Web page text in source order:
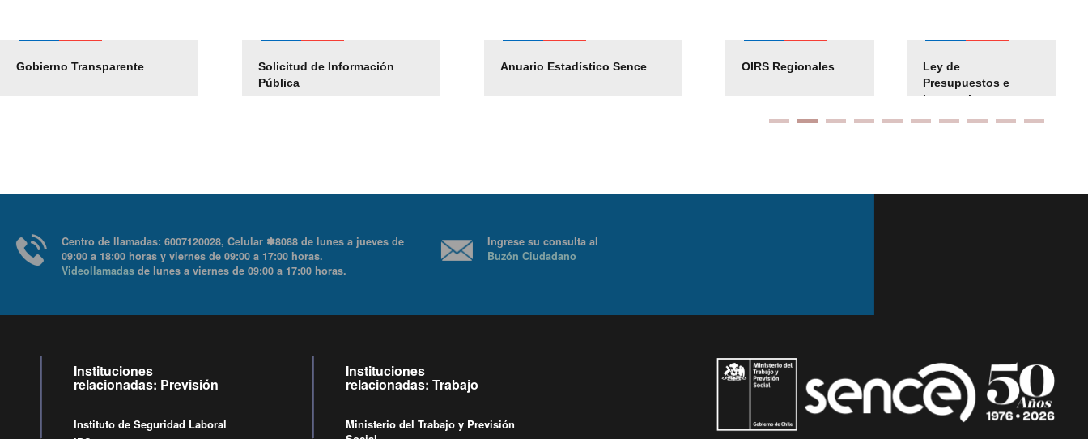
Gobierno Transparente
Solicitud de Información
Pública
Anuario Estadístico Sence
Pago Proveedores
Empleos Públicos
Solicitud Audiencias
OIRS Regionales
Ley de
Presupuestos e
instrucciones
Centro de llamadas: 6007120028, Celular ✽8088 de lunes a jueves de
09:00 a 18:00 horas y viernes de 09:00 a 17:00 horas.
Videollamadas de lunes a viernes de 09:00 a 17:00 horas.
Ingrese su consulta al
Buzón Ciudadano
Instituciones
relacionadas: Previsión
Instituto de Seguridad Laboral
Instituciones
relacionadas: Trabajo
Ministerio del Trabajo y Previsión